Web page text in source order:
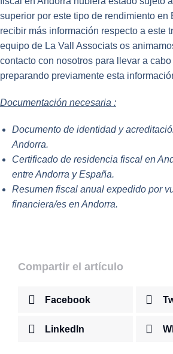
superior por este tipo de rendimiento en
recibir más información respecto a este
equipo de La Vall Associats os
contacto con nosotros para llevar a
preparando previamente esta
Documentación necesaria :
Documento de identidad y
Andorra.
Certificado de residencia fiscal en
entre Andorra y España.
Resumen fiscal anual expedido por
financiera/es en Andorra.
Compartir el artículo
Facebook
LinkedIn